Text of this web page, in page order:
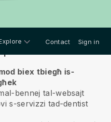
Contact Sign in
biex tbiegħ is-
bennej tal-websajt
s-servizzi tad-dentist